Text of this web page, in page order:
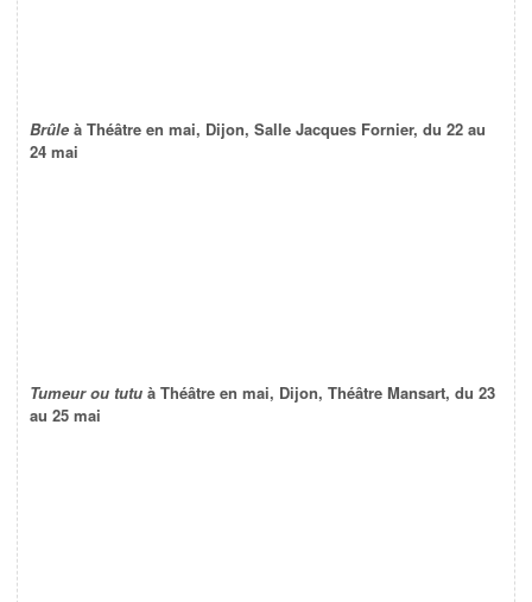
Brûle à Théâtre en mai, Dijon, Salle Jacques Fornier, du 22 au
24 mai
Tumeur ou tutu à Théâtre en mai, Dijon, Théâtre Mansart, du 23
au 25 mai